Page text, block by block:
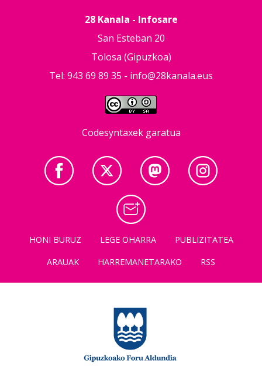
28 Kanala - Infosare
San Esteban 20
Tolosa (Gipuzkoa)
Tel: 943 69 89 35 - info@28kanala.eus
Codesyntaxek garatua
HONI BURUZ LEGE OHARRA
PUBLIZITATEA
ARAUAK
HARREMANETARAKO RSS